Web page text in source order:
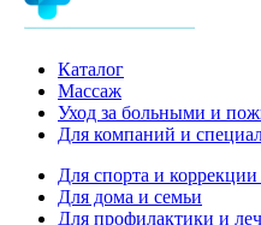
Каталог
Массаж
Уход за больными и
Для компаний и
Для спорта и
Для дома и семьи
Для профилактики и